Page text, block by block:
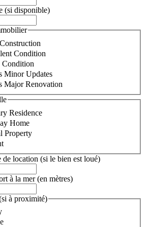
(si disponible)
Condition
Condition
Minor Updates
Major Renovation
Residence
Home
Property
location (si le bien est loué)
à la mer (en mètres)
à proximité)